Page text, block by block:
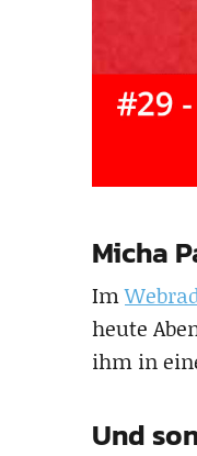
Micha
Im
heute
ihm in
Und